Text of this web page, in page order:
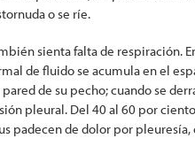
o se ríe.
sienta falta de respiración.
de fluido se acumula en el
de su pecho; cuando se
pleural. Del 40 al 60 por
padecen de dolor por pleuresía,